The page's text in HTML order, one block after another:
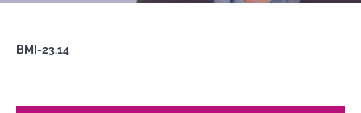
BMI-23.14